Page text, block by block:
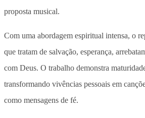
proposta musical.
Com uma abordagem espiritual intensa, o
que tratam de salvação, esperança,
com Deus. O trabalho demonstra
transformando vivências pessoais em
como mensagens de fé.